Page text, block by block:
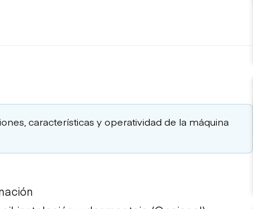
características y operatividad de la máquina